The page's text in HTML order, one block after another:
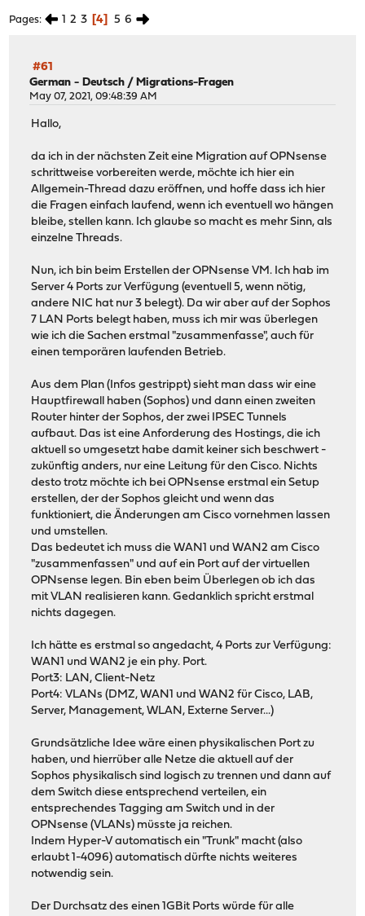
Pages 1 2 3 4 5 6
#61
German - Deutsch / Migrations-Fragen
May 07, 2021, 09:48:39 AM
Hallo,
da ich in der nächsten Zeit eine Migration auf OPNsense
schrittweise vorbereiten werde, möchte ich hier ein
Allgemein-Thread dazu eröffnen, und hoffe dass ich hier
die Fragen einfach laufend, wenn ich eventuell wo hängen
bleibe, stellen kann. Ich glaube so macht es mehr Sinn, als
einzelne Threads.
Nun, ich bin beim Erstellen der OPNsense VM. Ich hab im
Server 4 Ports zur Verfügung (eventuell 5, wenn nötig,
andere NIC hat nur 3 belegt). Da wir aber auf der Sophos
7 LAN Ports belegt haben, muss ich mir was überlegen
wie ich die Sachen erstmal "zusammenfasse", auch für
einen temporären laufenden Betrieb.
Aus dem Plan (Infos gestrippt) sieht man dass wir eine
Hauptfirewall haben (Sophos) und dann einen zweiten
Router hinter der Sophos, der zwei IPSEC Tunnels
aufbaut. Das ist eine Anforderung des Hostings, die ich
aktuell so umgesetzt habe damit keiner sich beschwert -
zukünftig anders, nur eine Leitung für den Cisco. Nichts
desto trotz möchte ich bei OPNsense erstmal ein Setup
erstellen, der der Sophos gleicht und wenn das
funktioniert, die Änderungen am Cisco vornehmen lassen
und umstellen.
Das bedeutet ich muss die WAN1 und WAN2 am Cisco
"zusammenfassen" und auf ein Port auf der virtuellen
OPNsense legen. Bin eben beim Überlegen ob ich das
mit VLAN realisieren kann. Gedanklich spricht erstmal
nichts dagegen.
Ich hätte es erstmal so angedacht, 4 Ports zur Verfügung:
WAN1 und WAN2 je ein phy. Port.
Port3: LAN, Client-Netz
Port4: VLANs (DMZ, WAN1 und WAN2 für Cisco, LAB,
Server, Management, WLAN, Externe Server...)
Grundsätzliche Idee wäre einen physikalischen Port zu
haben, und hierrüber alle Netze die aktuell auf der
Sophos physikalisch sind logisch zu trennen und dann auf
dem Switch diese entsprechend verteilen, ein
entsprechendes Tagging am Switch und in der
OPNsense (VLANs) müsste ja reichen.
Indem Hyper-V automatisch ein "Trunk" macht (also
erlaubt 1-4096) automatisch dürfte nichts weiteres
notwendig sein.
Der Durchsatz des einen 1GBit Ports würde für alle